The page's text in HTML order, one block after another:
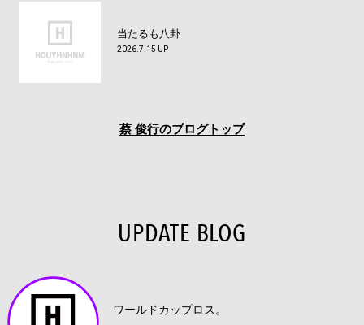
当たるも八卦
2026.7.15 UP
蔡 俊行のブログトップ
UPDATE BLOG
ワールドカップロス。